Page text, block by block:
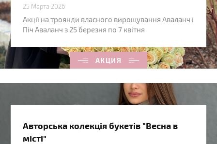
АКЦИЯ
25 Марта 2026
Акції на троянди власного вирощування Аваланч і
Піч Аваланч з 25 березня по 7 квітня
Авторська колекція букетів "Весна в
місті"